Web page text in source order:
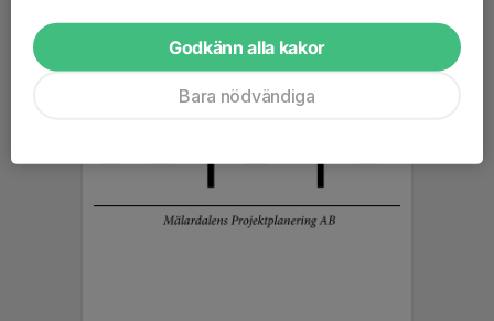
Godkänn alla kakor
Bara nödvändiga